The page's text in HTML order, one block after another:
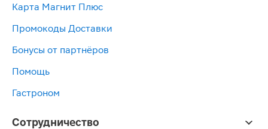
Карта Магнит Плюс
Промокоды Доставки
Бонусы от партнёров
Помощь
Гастроном
Сотрудничество